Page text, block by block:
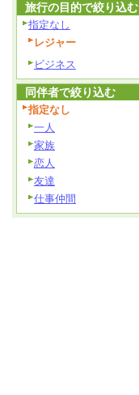
旅行の目的で絞り込む
指定なし
レジャー
ビジネス
同伴者で絞り込む
指定なし
一人
家族
恋人
友達
仕事仲間